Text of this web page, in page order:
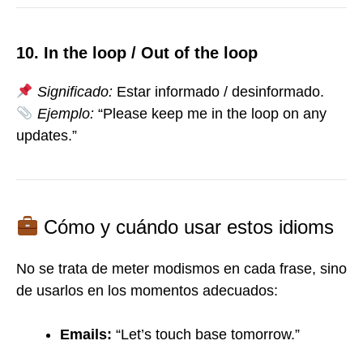
10. In the loop / Out of the loop
Significado:Estar informado / desinformado.
Ejemplo:“Please keep me in the loop on any
updates.”
Cómo y cuándo usar estos idioms
No se trata de meter modismos en cada frase, sino
de usarlos en los momentos adecuados:
Emails: “Let’s touch base tomorrow.”